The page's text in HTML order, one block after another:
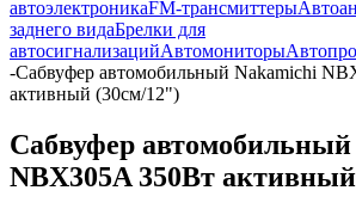
автоэлектроникаFM-трансмиттеры
заднего видаБрелки для
автосигнализацийАвтомониторы
-Сабвуфер автомобильный Nakamichi
активный (30см/12")
Сабвуфер
NBX305A 350Вт